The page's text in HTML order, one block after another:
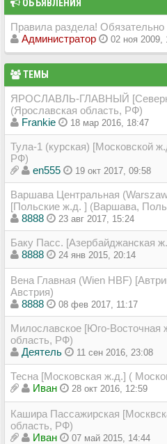
ОБЪЯВЛЕНИЯ
Правила раздела! Обязательно
Администратор 02 ноя 2009,
ТЕМЫ
ЯРОСЛАВЛЬ-ГЛАВНЫЙ
(Ярославская область, РФ)
Frankie
18 мар 2016, 18:47
Тула-1 (курская) [Московской
РФ)
en555
19 окт 2017, 09:58
Варшава Центральная
[Польские ж.д. ] (Варшава,
8888
23 авг 2017, 15:24
Баку Пасс. [Азербайджанская
8888
24 янв 2015, 20:14
Вена Главная (Wien HBF)
Австрия)
8888
08 фев 2017, 11:17
Милославское [Юго-Восточная
область, РФ)
Деятель 11 сен 2016, 23:08
Тесна [Московская ж.д.] (
Иван
28 окт 2016, 12:59
Кашира Пассажирская
область, РФ)
Иван
07 май 2015, 14:44